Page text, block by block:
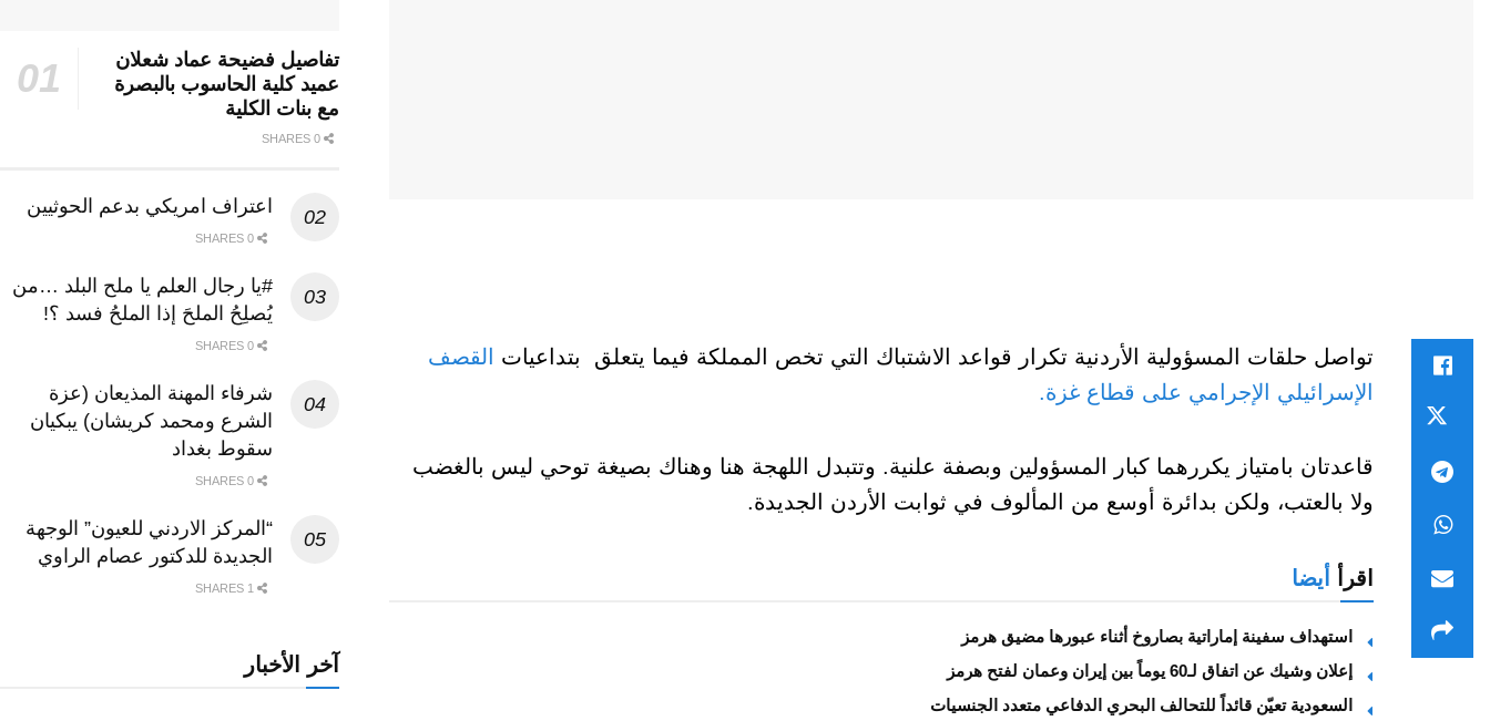
تواصل حلقات المسؤولية الأردنية تكرار قواعد الاشتباك التي تخص المملكة فيما يتعلق بتداعيات
القصف
الإسرائيلي الإجرامي على قطاع غزة.
قاعدتان بامتياز يكررهما كبار المسؤولين وبصفة علنية. وتتبدل اللهجة هنا وهناك بصيغة توحي ليس بالغضب
ولا بالعتب، ولكن بدائرة أوسع من المألوف في ثوابت الأردن الجديدة.
اقرأ أيضا
استهداف سفينة إماراتية بصاروخ أثناء عبورها مضيق هرمز
إعلان وشيك عن اتفاق لـ60 يوماً بين إيران وعمان لفتح هرمز
السعودية تعيّن قائداً للتحالف البحري الدفاعي متعدد الجنسيات
تفاصيل فضيحة عماد شعلان
عميد كلية الحاسوب بالبصرة
مع بنات الكلية
اعتراف امريكي بدعم الحوثيين
#يا رجال العلم يا ملح البلد …من
يُصلِحُ الملحَ إذا الملحُ فسد ؟!
شرفاء المهنة المذيعان (عزة
الشرع ومحمد كريشان) يبكيان
سقوط بغداد
“المركز الاردني للعيون” الوجهة
الجديدة للدكتور عصام الراوي
آخر الأخبار